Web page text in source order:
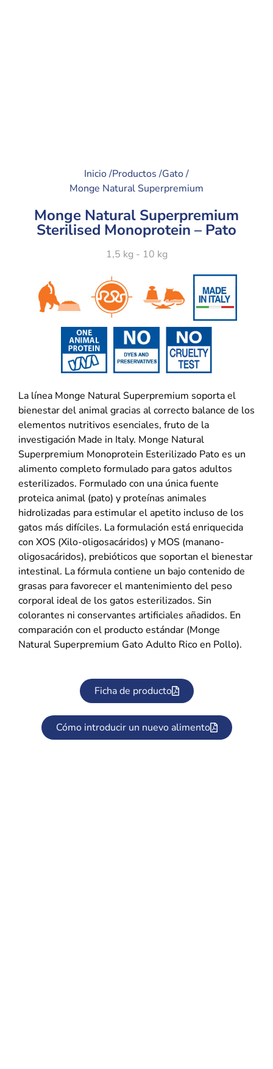
Inicio /Productos /Gato /
Monge Natural Superpremium
Monge Natural Superpremium
Sterilised Monoprotein – Pato
1,5 kg - 10 kg
La línea Monge Natural Superpremium soporta el
bienestar del animal gracias al correcto balance de los
elementos nutritivos esenciales, fruto de la
investigación Made in Italy. Monge Natural
Superpremium Monoprotein Esterilizado Pato es un
alimento completo formulado para gatos adultos
esterilizados. Formulado con una única fuente
proteica animal (pato) y proteínas animales
hidrolizadas para estimular el apetito incluso de los
gatos más difíciles. La formulación está enriquecida
con XOS (Xilo-oligosacáridos) y MOS (manano-
oligosacáridos), prebióticos que soportan el bienestar
intestinal. La fórmula contiene un bajo contenido de
grasas para favorecer el mantenimiento del peso
corporal ideal de los gatos esterilizados. Sin
colorantes ni conservantes artificiales añadidos. En
comparación con el producto estándar (Monge
Natural Superpremium Gato Adulto Rico en Pollo).
Ficha de producto
Cómo introducir un nuevo alimento